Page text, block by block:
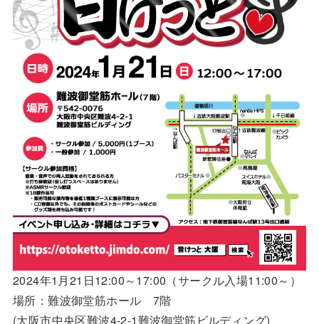
2024年1月21日12:00～17:00（サークル入場11:00～）
場所：難波御堂筋ホール 7階
(大阪市中央区難波4-2-1難波御堂筋ビルディング)